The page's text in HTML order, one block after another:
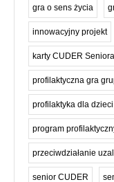
gra o sens życia
innowacyjny projekt
karty CUDER Seniora
profilaktyczna gra
profilaktyka dla dzieci
program
przeciwdziałanie
senior CUDER